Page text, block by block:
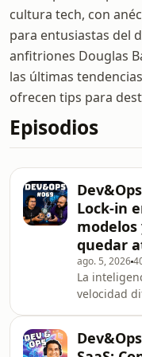
cultura tech, con
para entusiastas del
anfitriones Douglas
las últimas
ofrecen tips para
Episodios
Lock-in
quedar
ago. 5, 2026
La
velocidad
una opción